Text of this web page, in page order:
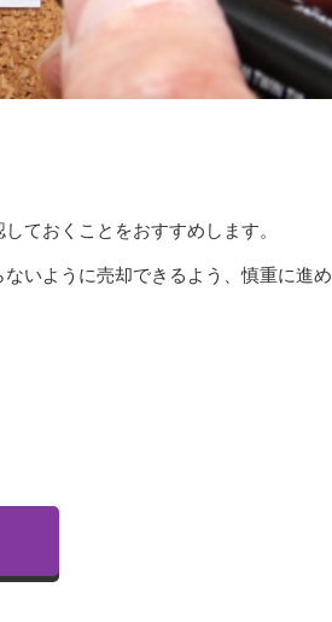
ておくことをおすすめします。
いように売却できるよう、慎重に進め